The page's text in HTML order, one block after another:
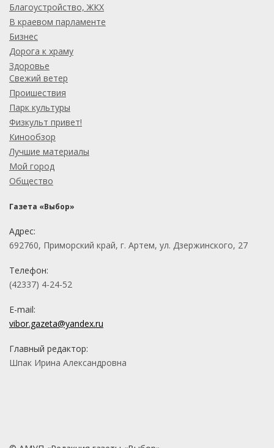
Благоустройство, ЖКХ
В краевом парламенте
Бизнес
Дорога к храму
Здоровье
Свежий ветер
Проишествия
Парк культуры
Физкульт привет!
Кинообзор
Лучшие материалы
Мой город
Общество
Газета «Выбор»
Адрес:
692760, Приморский край, г. Артем, ул. Дзержинского, 27
Телефон:
(42337) 4-24-52
E-mail:
vibor.gazeta@yandex.ru
Главный редактор:
Шпак Ирина Александровна